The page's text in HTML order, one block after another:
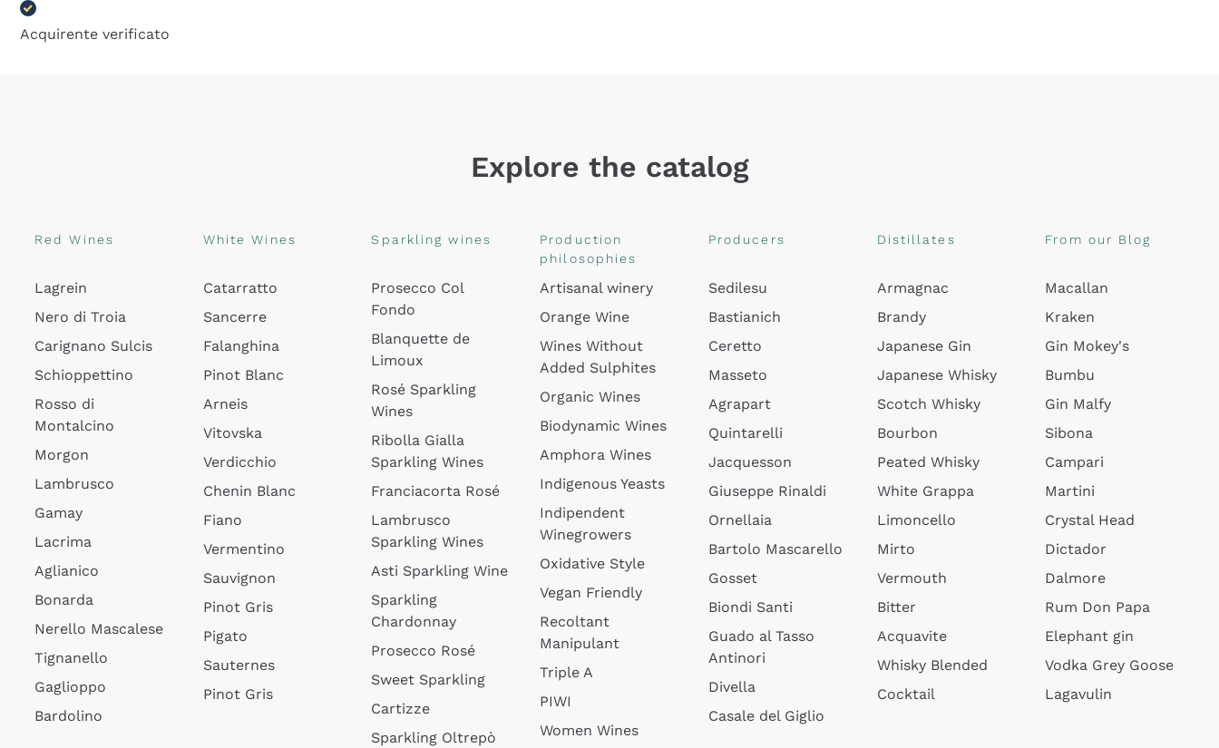
Acquirente verificato
Explore the catalog
Red Wines
Lagrein
Nero di Troia
Carignano Sulcis
Schioppettino
Rosso di
Montalcino
Morgon
Lambrusco
Gamay
Lacrima
Aglianico
Bonarda
Nerello Mascalese
Tignanello
Gaglioppo
Bardolino
White Wines
Catarratto
Sancerre
Falanghina
Pinot Blanc
Arneis
Vitovska
Verdicchio
Chenin Blanc
Fiano
Vermentino
Sauvignon
Pinot Gris
Pigato
Sauternes
Pinot Gris
Sparkling wines
Prosecco Col
Fondo
Blanquette de
Limoux
Rosé Sparkling
Wines
Ribolla Gialla
Sparkling Wines
Franciacorta Rosé
Lambrusco
Sparkling Wines
Asti Sparkling Wine
Sparkling
Chardonnay
Prosecco Rosé
Sweet Sparkling
Cartizze
Sparkling Oltrepò
Production
philosophies
Artisanal winery
Orange Wine
Wines Without
Added Sulphites
Organic Wines
Biodynamic Wines
Amphora Wines
Indigenous Yeasts
Indipendent
Winegrowers
Oxidative Style
Vegan Friendly
Recoltant
Manipulant
Triple A
PIWI
Women Wines
Producers
Sedilesu
Bastianich
Ceretto
Masseto
Agrapart
Quintarelli
Jacquesson
Giuseppe Rinaldi
Ornellaia
Bartolo Mascarello
Gosset
Biondi Santi
Guado al Tasso
Antinori
Divella
Casale del Giglio
Distillates
Armagnac
Brandy
Japanese Gin
Japanese Whisky
Scotch Whisky
Bourbon
Peated Whisky
White Grappa
Limoncello
Mirto
Vermouth
Bitter
Acquavite
Whisky Blended
Cocktail
From our Blog
Macallan
Kraken
Gin Mokey's
Bumbu
Gin Malfy
Sibona
Campari
Martini
Crystal Head
Dictador
Dalmore
Rum Don Papa
Elephant gin
Vodka Grey Goose
Lagavulin